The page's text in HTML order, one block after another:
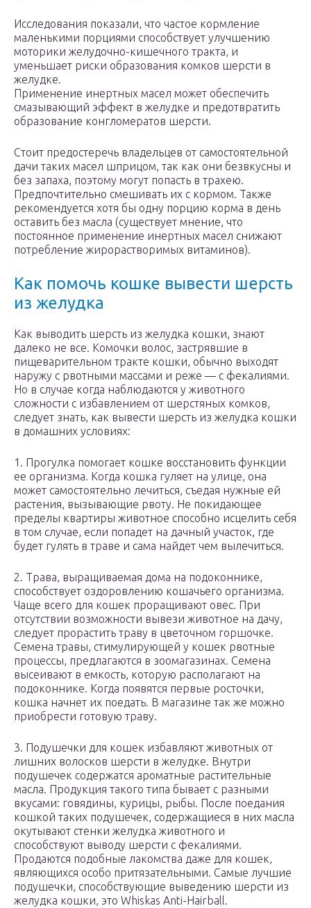
Исследования показали, что частое кормление
маленькими порциями способствует улучшению
моторики желудочно-кишечного тракта, и
уменьшает риски образования комков шерсти в
желудке.
Применение инертных масел может обеспечить
смазывающий эффект в желудке и предотвратить
образование конгломератов шерсти.
Стоит предостеречь владельцев от самостоятельной
дачи таких масел шприцом, так как они безвкусны и
без запаха, поэтому могут попасть в трахею.
Предпочтительно смешивать их с кормом. Также
рекомендуется хотя бы одну порцию корма в день
оставить без масла (существует мнение, что
постоянное применение инертных масел снижают
потребление жирорастворимых витаминов).
Как помочь кошке вывести шерсть
из желудка
Как выводить шерсть из желудка кошки, знают
далеко не все. Комочки волос, застрявшие в
пищеварительном тракте кошки, обычно выходят
наружу с рвотными массами и реже — с фекалиями.
Но в случае когда наблюдаются у животного
сложности с избавлением от шерстяных комков,
следует знать, как вывести шерсть из желудка кошки
в домашних условиях:
1. Прогулка помогает кошке восстановить функции
ее организма. Когда кошка гуляет на улице, она
может самостоятельно лечиться, съедая нужные ей
растения, вызывающие рвоту. Не покидающее
пределы квартиры животное способно исцелить себя
в том случае, если попадет на дачный участок, где
будет гулять в траве и сама найдет чем вылечиться.
2. Трава, выращиваемая дома на подоконнике,
способствует оздоровлению кошачьего организма.
Чаще всего для кошек проращивают овес. При
отсутствии возможности вывези животное на дачу,
следует прорастить траву в цветочном горшочке.
Семена травы, стимулирующей у кошек рвотные
процессы, предлагаются в зоомагазинах. Семена
высеивают в емкость, которую располагают на
подоконнике. Когда появятся первые росточки,
кошка начнет их поедать. В магазине так же можно
приобрести готовую траву.
3. Подушечки для кошек избавляют животных от
лишних волосков шерсти в желудке. Внутри
подушечек содержатся ароматные растительные
масла. Продукция такого типа бывает с разными
вкусами: говядины, курицы, рыбы. После поедания
кошкой таких подушечек, содержащиеся в них масла
окутывают стенки желудка животного и
способствуют выводу шерсти с фекалиями.
Продаются подобные лакомства даже для кошек,
являющихся особо притязательными. Самые лучшие
подушечки, способствующие выведению шерсти из
желудка кошки, это Whiskas Anti-Hairball.